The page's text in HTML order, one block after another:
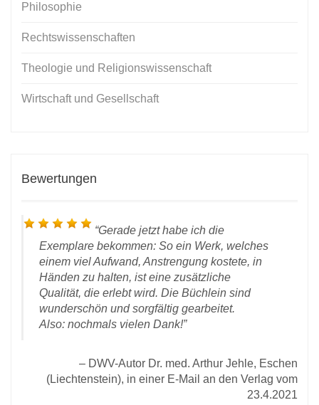
Philosophie
Rechtswissenschaften
Theologie und Religionswissenschaft
Wirtschaft und Gesellschaft
Bewertungen
Gerade jetzt habe ich die
Exemplare bekommen: So ein Werk, welches
einem viel Aufwand, Anstrengung kostete, in
Händen zu halten, ist eine zusätzliche
Qualität, die erlebt wird. Die Büchlein sind
wunderschön und sorgfältig gearbeitet.
Also: nochmals vielen Dank!
DWV-Autor Dr. med. Arthur Jehle, Eschen
(Liechtenstein), in einer E-Mail an den Verlag vom
23.4.2021